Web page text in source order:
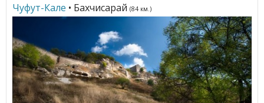
Чуфут-Кале • Бахчисарай (84 км.)